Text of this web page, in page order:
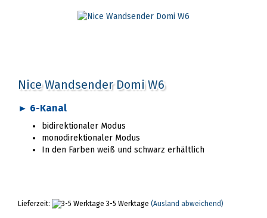
Nice Wandsender Domi W6
► 6-Kanal
bidirektionaler Modus
monodirektionaler Modus
In den Farben weiß und schwarz erhältlich
Lieferzeit: 3-5 Werktage (Ausland abweichend)